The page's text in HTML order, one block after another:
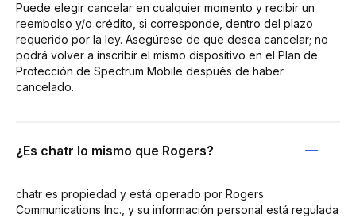
Puede elegir cancelar en cualquier momento y recibir un
reembolso y/o crédito, si corresponde, dentro del plazo
requerido por la ley. Asegúrese de que desea cancelar; no
podrá volver a inscribir el mismo dispositivo en el Plan de
Protección de Spectrum Mobile después de haber
cancelado.
¿Es chatr lo mismo que Rogers?
chatr es propiedad y está operado por Rogers
Communications Inc., y su información personal está regulada